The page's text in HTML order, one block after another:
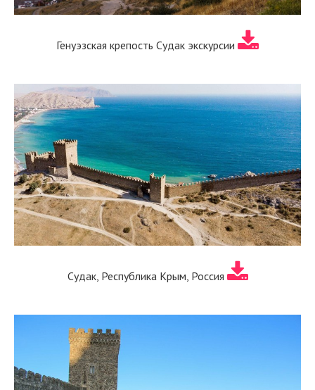
Генуэзская крепость Судак экскурсии
Судак, Республика Крым, Россия